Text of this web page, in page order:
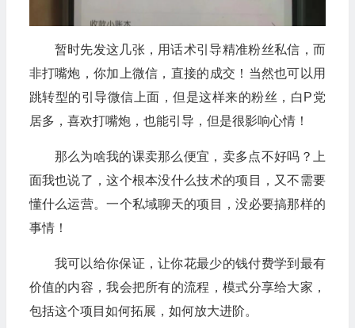
暂时先发这几张，用话术引导精准粉丝私信，而
非打嘴炮，你加上微信，直接的成交！当然也可以用
跳转型的引导微信上面，但是这样来的粉丝，白P党
居多，喜欢打嘴炮，也能引导，但是很影响心情！
那么为啥我的课卖那么便宜，卖多点不好吗？上
面我也说了，这个根本没什么技术的项目，又不需要
懂什么运营。一个私域聊天的项目，没必要搞那样的
事情！
我可以给你保证，让你花最少的钱付费学到最有
价值的内容，我会把所有的流程，模式分享给大家，
包括这个项目如何拓展，如何放大进阶。